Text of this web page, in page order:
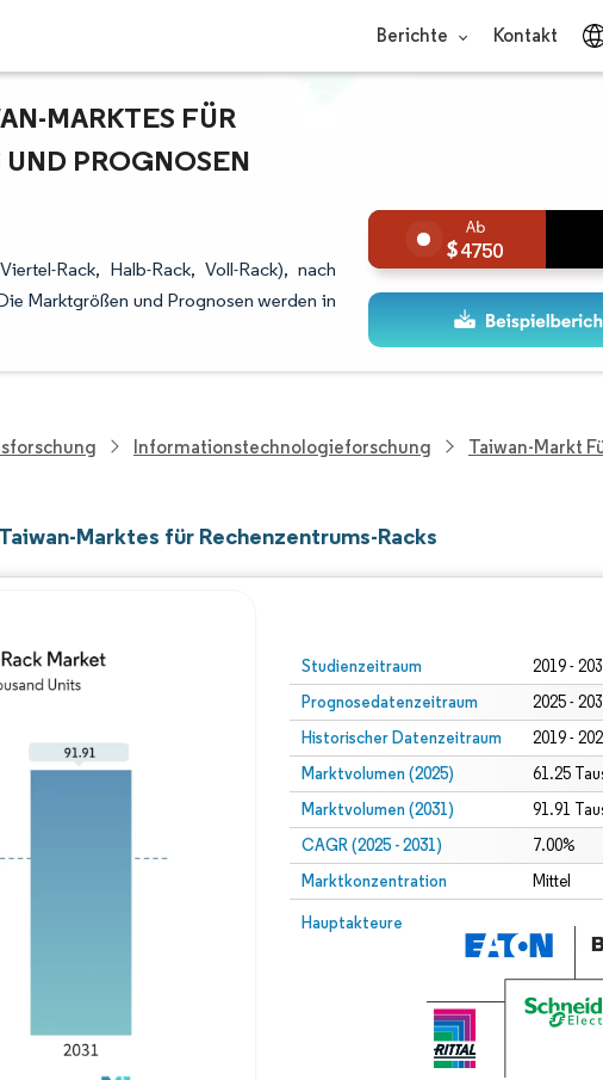
Berichte Kontakt
MARKTES FÜR R
PROGNOSEN (
Rack, Halb-Rack, Voll-Rack), nach
Marktgrößen und Prognosen werden in
4750
Informationstechnologieforschung Taiwan-Markt
Marktes für Rechenzentrums-Racks
Studienzeitraum 2019 -
Prognosedatenzeitraum 2025 -
Historischer Datenzeitraum 2019 -
Marktvolumen (2025) 61.25
Marktvolumen (2031) 91.91
CAGR (2025 - 2031) 7.00%
Marktkonzentration Mittel
Hauptakteure